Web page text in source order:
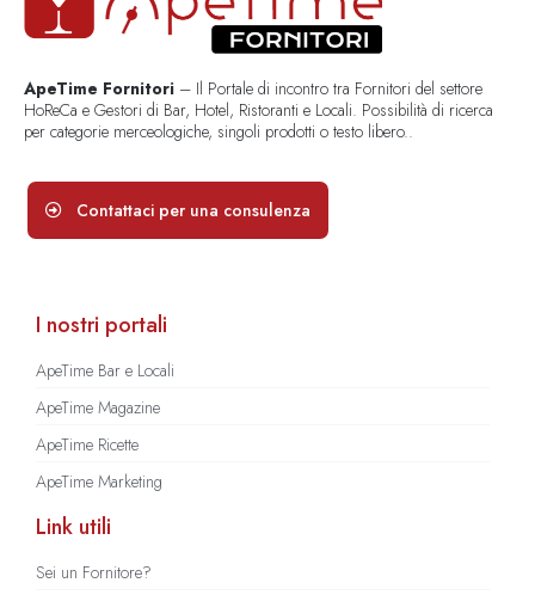
ApeTime Fornitori – Il Portale di incontro tra Fornitori del settore
HoReCa e Gestori di Bar, Hotel, Ristoranti e Locali. Possibilità di ricerca
per categorie merceologiche, singoli prodotti o testo libero..
Contattaci per una consulenza
I nostri portali
ApeTime Bar e Locali
ApeTime Magazine
ApeTime Ricette
ApeTime Marketing
Link utili
Sei un Fornitore?